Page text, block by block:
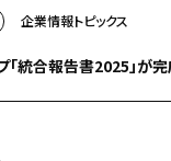
企業情報トピックス
「統合報告書2025」が